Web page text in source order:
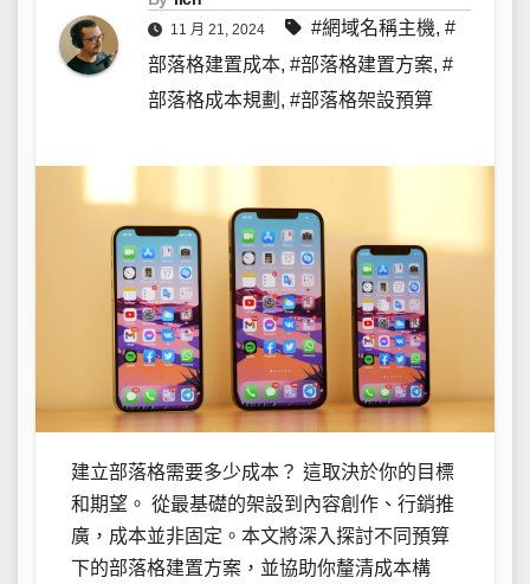
11 月 21, 2024 #網域名稱主機, #
部落格建置成本, #部落格建置方案, #
部落格成本規劃 , #部落格架設預算
建立部落格需要多少成本？ 這取決於你的目標
和期望。 從最基礎的架設到內容創作、行銷推
廣，成本並非固定。本文將深入探討不同預算
下的部落格建置方案，並協助你釐清成本構